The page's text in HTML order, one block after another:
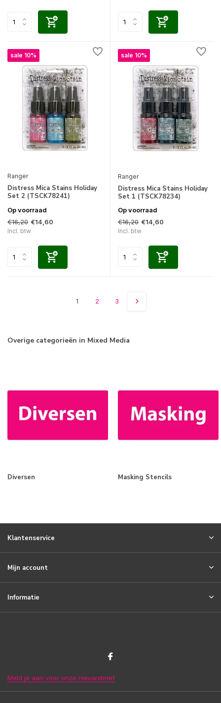
sale 10%
Ranger
Distress Mica Stains Holiday
Set 2 (TSCK78241)
Op voorraad
€16,20 €14,60
Incl. btw
sale 10%
Ranger
Distress Mica Stains Holiday
Set 1 (TSCK78234)
Op voorraad
€16,20 €14,60
Incl. btw
1 2 3
Overige categorieën in Mixed Media
Diversen Masking Stencils
Klantenservice
Mijn account
Informatie
Meld je aan voor onze nieuwsbrief